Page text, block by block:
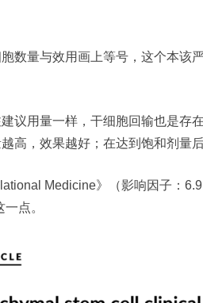
数量与效用画上等号，这个本该
议用量一样， 干细胞回输也是存
高，效果越好；在达到饱和剂量
Medicine》（影响因子：
点。